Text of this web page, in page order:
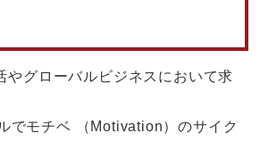
やグローバルビジネスにおいて求
でモチベ （Motivation）のサイク